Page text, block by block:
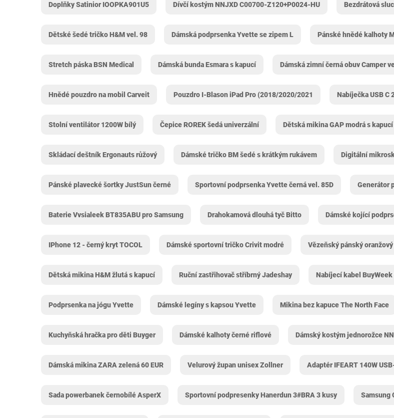
Doplňky Satinior IOOPKA901U5 Dívčí kostým NNJXD C00700-Z120+P0024-HU Bezdrátová
Dětské šedé tričko H&M vel. 98 Dámská podprsenka Yvette se zipem L Pánské hnědé kalhoty
Stretch páska BSN Medical Dámská bunda Esmara s kapucí Dámská zimní černá obuv Camper
Hnědé pouzdro na mobil Carveit Pouzdro I-Blason iPad Pro (2018/2020/2021 Nabíječka USB C
Stolní ventilátor 1200W bílý Čepice ROREK šedá univerzální Dětská mikina GAP modrá s kapucí
Skládací deštník Ergonauts růžový Dámské tričko BM šedé s krátkým rukávem Digitální
Pánské plavecké šortky JustSun černé Sportovní podprsenka Yvette černá vel. 85D Generátor
Baterie Vvsialeek BT835ABU pro Samsung Drahokamová dlouhá tyč Bitto Dámské kojící
IPhone 12 - černý kryt TOCOL Dámské sportovní tričko Crivit modré Vězeňský pánský
Dětská mikina H&M žlutá s kapucí Ruční zastřihovač stříbrný Jadeshay Nabíjecí kabel BuyWeek
Podprsenka na jógu Yvette Dámské legíny s kapsou Yvette Mikina bez kapuce The North Face
Kuchyňská hračka pro děti Buyger Dámské kalhoty černé riflové Dámský kostým jednorožce
Dámská mikina ZARA zelená 60 EUR Velurový župan unisex Zollner Adaptér IFEART 140W
Sada powerbanek černobílé ‎AsperX Sportovní podpresenky Hanerdun 3#BRA 3 kusy Samsung